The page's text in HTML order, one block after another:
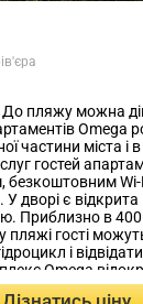
пляжу можна
Omega
частини міста і
гостей
безкоштовним
дворі є відкрита
Приблизно в 400
пляжі гості
і
Omega